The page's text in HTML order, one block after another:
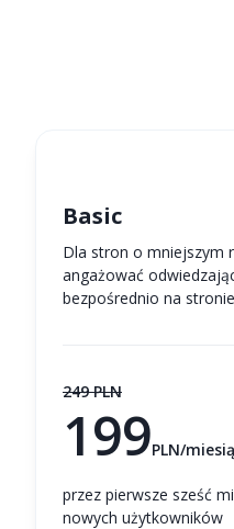
Basic
Dla stron o mniejszym
angażować
bezpośrednio na stronie
249 PLN
199PLN/
przez pierwsze sześć
nowych użytkowników